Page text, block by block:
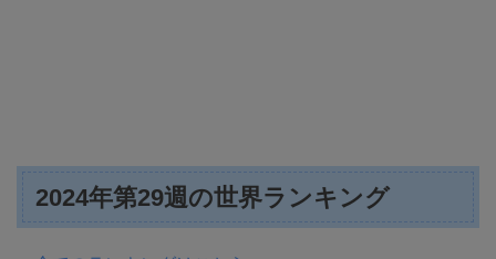
2024年第29週の世界ランキング